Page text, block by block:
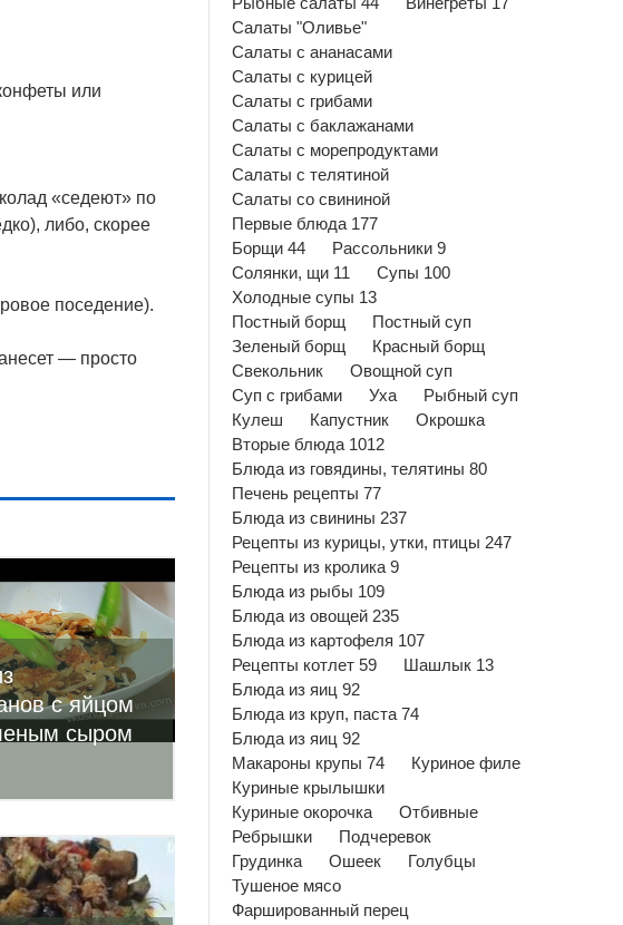
или
«седеют» по
либо, скорее
поседение).
— просто
с яйцом
сыром
Салаты "Оливье"
Салаты с ананасами
Салаты с курицей
Салаты с грибами
Салаты с баклажанами
Салаты с морепродуктами
Салаты с телятиной
Салаты со свининой
Первые блюда 177
Борщи 44
Рассольники 9
Солянки, щи 11
Супы 100
Холодные супы 13
Постный борщ
Постный суп
Зеленый борщ
Красный борщ
Свекольник
Овощной суп
Суп с грибами
Уха
Рыбный суп
Кулеш
Капустник
Окрошка
Вторые блюда 1012
Блюда из говядины, телятины 80
Печень рецепты 77
Блюда из свинины 237
Рецепты из курицы, утки, птицы 247
Рецепты из кролика 9
Блюда из рыбы 109
Блюда из овощей 235
Блюда из картофеля 107
Рецепты котлет 59
Шашлык 13
Блюда из яиц 92
Блюда из круп, паста 74
Блюда из яиц 92
Макароны крупы 74
Куриное филе
Куриные крылышки
Куриные окорочка
Отбивные
Ребрышки
Подчеревок
Грудинка
Ошеек
Голубцы
Тушеное мясо
Фаршированный перец